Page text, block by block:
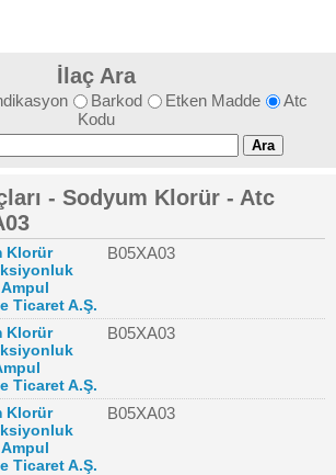
İlaç Ara
Barkod Etken Madde
Atc
Kodu
- Sodyum Klorür - Atc
Klorür
B05XA03
Ticaret A.Ş.
Klorür
B05XA03
Ticaret A.Ş.
Klorür
B05XA03
Ticaret A.Ş.